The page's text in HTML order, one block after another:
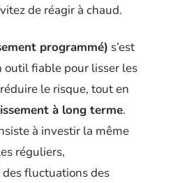
de réagir à chaud.
programmé) s’est
outil fiable pour lisser les
le risque, tout en
à long terme.
à investir la même
réguliers,
fluctuations des